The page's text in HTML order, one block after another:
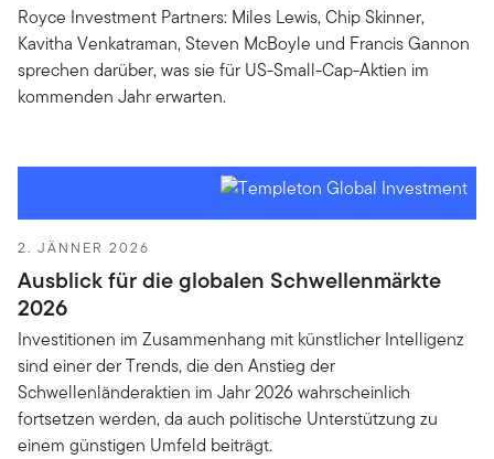
Royce Investment Partners: Miles Lewis, Chip Skinner,
Kavitha Venkatraman, Steven McBoyle und Francis Gannon
sprechen darüber, was sie für US-Small-Cap-Aktien im
kommenden Jahr erwarten.
2. JÄNNER 2026
Ausblick für die globalen Schwellenmärkte
2026
Investitionen im Zusammenhang mit künstlicher Intelligenz
sind einer der Trends, die den Anstieg der
Schwellenländeraktien im Jahr 2026 wahrscheinlich
fortsetzen werden, da auch politische Unterstützung zu
einem günstigen Umfeld beiträgt.